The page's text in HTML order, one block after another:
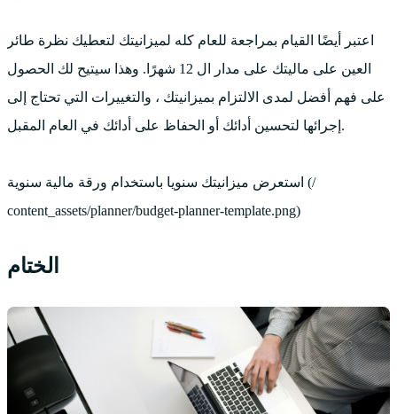
اعتبر أيضًا القيام بمراجعة للعام كله لميزانيتك لتعطيك نظرة طائر
العين على ماليتك على مدار ال 12 شهرًا. وهذا سيتيح لك الحصول
على فهم أفضل لمدى الالتزام بميزانيتك ، والتغييرات التي تحتاج إلى
إجرائها لتحسين أدائك أو الحفاظ على أدائك في العام المقبل.
استعرض ميزانيتك سنويا باستخدام ورقة مالية سنوية (/
content_assets/planner/budget-planner-template.png)
الختام